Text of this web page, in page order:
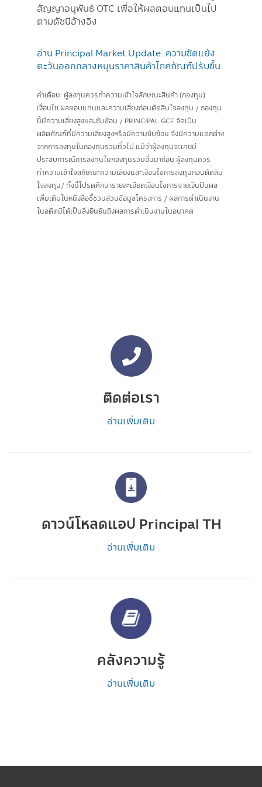
สัญญาอนุพันธ์ OTC เพื่อให้ผลตอบแทนเป็นไป
ตามดัชนีอ้างอิง
อ่าน Principal Market Update: ความขัดแย้ง
ตะวันออกกลางหนุนราคาสินค้าโภคภัณฑ์ปรับขึ้น
คำเตือน: ผู้ลงทุนควรทำความเข้าใจลักษณะสินค้า (กองทุน)
เงื่อนไข ผลตอบแทนและความเสี่ยงก่อนตัดสินใจลงทุน / กองทุน
นี้มีความเสี่ยงสูงและซับซ้อน / PRINCIPAL GCF จัดเป็น
ผลิตภัณฑ์ที่มีความเสี่ยงสูงหรือมีความซับซ้อน จึงมีความแตกต่าง
จากการลงทุนในกองทุนรวมทั่วไป แม้ว่าผู้ลงทุนจะเคยมี
ประสบการณ์การลงทุนในกองทุนรวมอื่นมาก่อน ผู้ลงทุนควร
ทำความเข้าใจลกัษณะความเสี่ยงและเงื่อนไขการลงทุนก่อนตัดสิน
ใจลงทุน/ ทั้งนี้โปรดศึกษารายละเอียดเงื่อนไขการจ่ายเงินปันผล
เพิ่มเติมในหนังสือชี้ชวนส่วนข้อมูลโครงการ / ผลการดำเนินงาน
ในอดีตมิได้เป็นสิ่งยืนยันถึงผลการดำเนินงานในอนาคต
ติดต่อเรา
อ่านเพิ่มเติม
ดาวน์โหลดแอป Principal TH
อ่านเพิ่มเติม
คลังความรู้
อ่านเพิ่มเติม